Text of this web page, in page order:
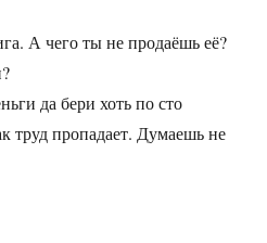
А чего ты не продаёшь её?
да бери хоть по сто
труд пропадает. Думаешь не